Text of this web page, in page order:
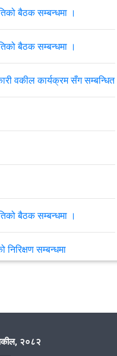
बैठक सम्बन्धमा ।
बैठक सम्बन्धमा ।
वकील कार्यक्रम सँग सम्बन्धित
बैठक सम्बन्धमा ।
सम्बन्धमा
वकील, २०८२